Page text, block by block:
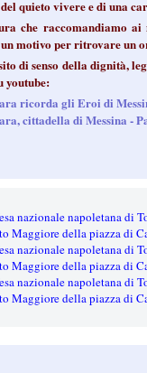
quieto vivere e di una
che raccomandiamo
motivo per ritrovare un
di senso della dignità,
youtube:
ricorda gli Eroi di
cittadella di Messina -
nazionale napoletana di
Maggiore della piazza di
nazionale napoletana di
Maggiore della piazza di
nazionale napoletana di
Maggiore della piazza di